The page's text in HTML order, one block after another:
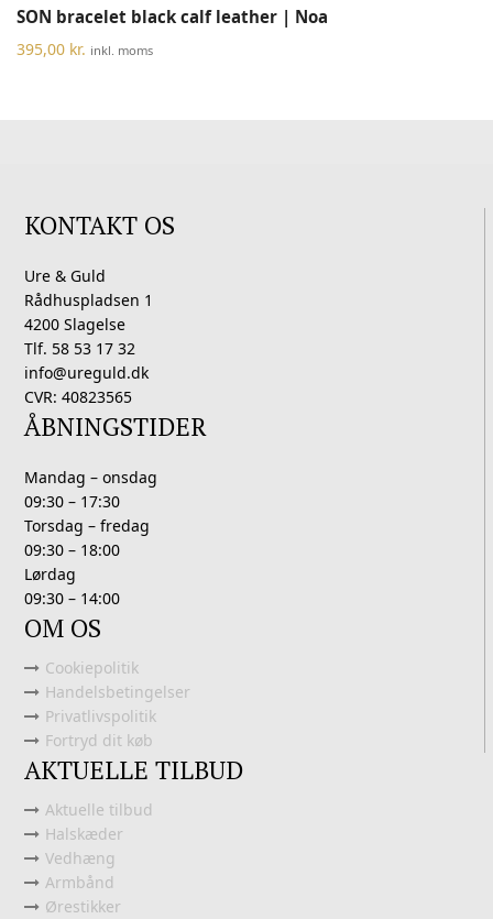
SON bracelet black calf leather | Noa
395,00 kr. inkl. moms
KONTAKT OS
Ure & Guld
Rådhuspladsen 1
4200 Slagelse
Tlf. 58 53 17 32
info@ureguld.dk
CVR: 40823565
ÅBNINGSTIDER
Mandag – onsdag
09:30 – 17:30
Torsdag – fredag
09:30 – 18:00
Lørdag
09:30 – 14:00
OM OS
Cookiepolitik
Handelsbetingelser
Privatlivspolitik
Fortryd dit køb
AKTUELLE TILBUD
Aktuelle tilbud
Halskæder
Vedhæng
Armbånd
Ørestikker